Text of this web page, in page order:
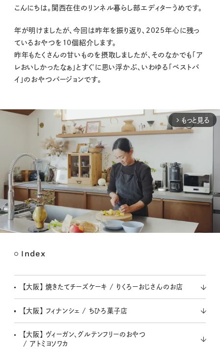
こんにちは。関西在住のリンネル暮らし部エディターうめです。
年が明けましたが、今回は昨年を振り返り、2025年心に残っ
ているおやつを10個紹介します。
昨年もたくさんの甘いものを摂取しましたが、そのなかでも「
ア
レおいしかったなぁ」 とすぐに思い浮かぶ、 いわゆる「ベストバ
イ」のおやつバージョンです。
arrow_forward_ios もっと見る
Index
【大阪】 焼きたてチーズケーキ / りくろーおじさんのお店
【大阪】 フィナンシェ / ちひろ菓子店
【大阪】 ヴィーガン、グルテンフリーのおやつ
/ アトミヨソワカ